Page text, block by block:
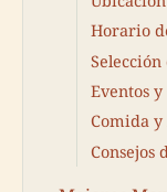
Horario
Selección
Eventos
Comida
Consejos